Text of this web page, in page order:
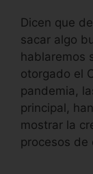
Dicen que
sacar algo
hablaremos
otorgado el
pandemia,
principal,
mostrar la
procesos